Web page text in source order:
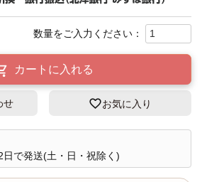
カートに入れる
せ お気に入り
で発送(土・日・祝除く)